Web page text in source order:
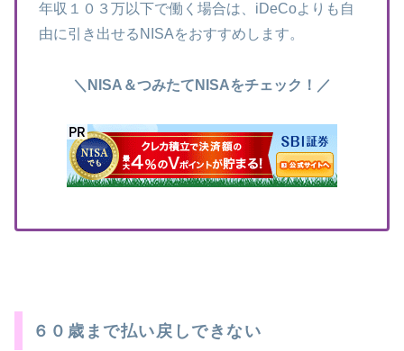
年収１０３万以下で働く場合は、iDeCoよりも自
由に引き出せるNISAをおすすめします。
＼NISA＆つみたてNISAをチェック！／
６０歳まで払い戻しできない